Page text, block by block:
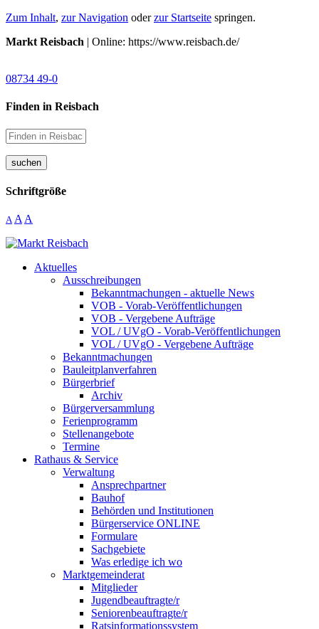
Zum Inhalt, zur Navigation oderzur Startseite springen.
Markt Reisbach | Online: https://www.reisbach.de/
08734 49-0
Finden in Reisbach
suchen
Schriftgröße
A A A
Aktuelles
Ausschreibungen
Bekanntmachungen - aktuelle News
VOB - Vorab-Veröffentlichungen
VOB - Vergebene Aufträge
VOL / UVgO - Vorab-Veröffentlichungen
VOL / UVgO - Vergebene Aufträge
Bekanntmachungen
Bauleitplanverfahren
Bürgerbrief
Archiv
Bürgerversammlung
Ferienprogramm
Stellenangebote
Termine
Rathaus & Service
Verwaltung
Ansprechpartner
Bauhof
Behörden und Institutionen
Bürgerservice ONLINE
Formulare
Sachgebiete
Was erledige ich wo
Marktgemeinderat
Mitglieder
Jugendbeauftragte/r
Seniorenbeauftragte/r
Ratsinformationssystem